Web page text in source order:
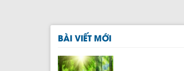
BÀI VIẾT MỚI